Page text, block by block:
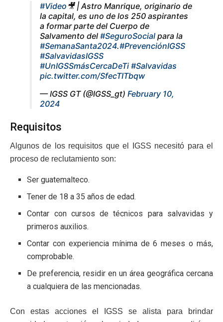
#Video 🎥 | Astro Manrique, originario de
la capital, es uno de los 250 aspirantes
a formar parte del Cuerpo de
Salvamento del #SeguroSocial para la
#SemanaSanta2024.#PrevenciónIGSS
#SalvavidasIGSS
#UnIGSSmásCercaDeTi #Salvavidas
pic.twitter.com/SfecTITbqw
— IGSS GT (@IGSS_gt) February 10,
2024
Requisitos
Algunos de los requisitos que el IGSS necesitó para el
proceso de reclutamiento son:
Ser guatemalteco.
Tener de 18 a 35 años de edad.
Contar con cursos de técnicos para salvavidas y
primeros auxilios.
Contar con experiencia mínima de 6 meses o más,
comprobable.
De preferencia, residir en un área geográfica cercana
a cualquiera de las mencionadas.
Con estas acciones el IGSS se alista para brindar